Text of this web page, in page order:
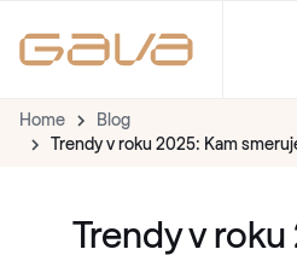
Home
Blog
Trendy v roku 2025: Kam
Trendy v